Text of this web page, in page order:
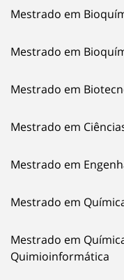
Mestrado em
Mestrado em
Mestrado em
Mestrado em
Mestrado em
Mestrado em
Mestrado em
Quimioinformática